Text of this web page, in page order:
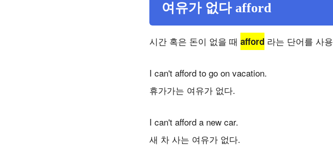
여유가 없다 afford
시간 혹은 돈이 없을 때 afford 라는 단어를 사
I can't afford to go on vacation.
휴가가는 여유가 없다.
I can't afford a new car.
새 차 사는 여유가 없다.